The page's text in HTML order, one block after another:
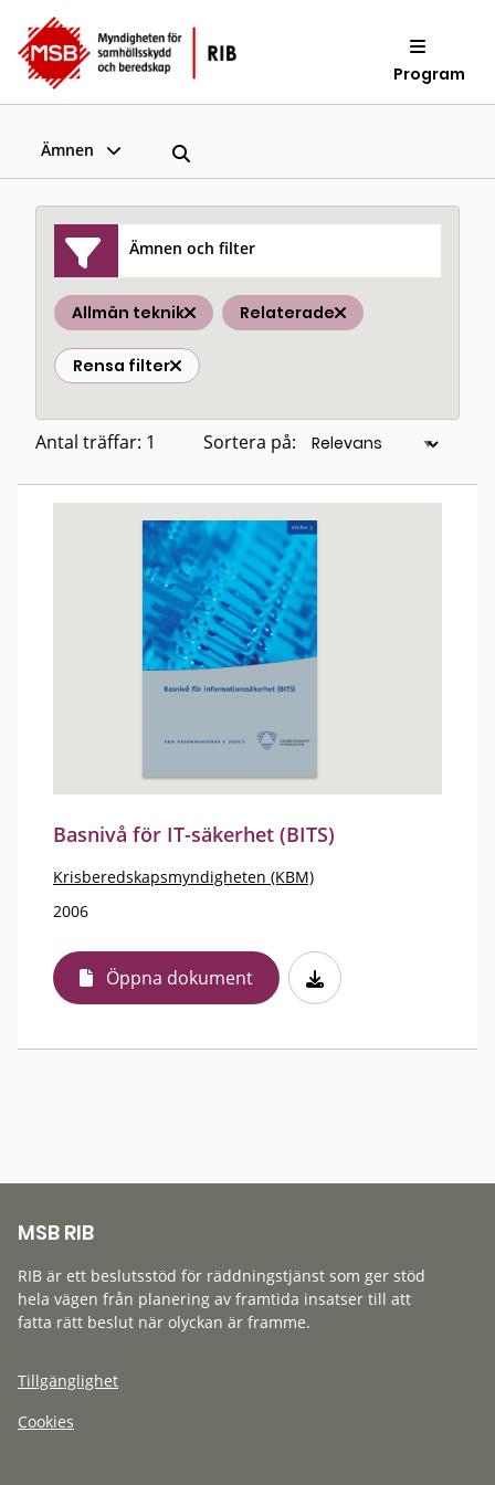
Program
Ämnen
Ämnen och filter
Allmän teknik Relaterade
Rensa filter
Antal träffar: 1 Sortera på:
Basnivå för IT-säkerhet (BITS)
Krisberedskapsmyndigheten (KBM)
2006
Öppna dokument
MSB RIB
RIB är ett beslutsstöd för räddningstjänst som ger stöd
hela vägen från planering av framtida insatser till att
fatta rätt beslut när olyckan är framme.
Tillgänglighet
Cookies